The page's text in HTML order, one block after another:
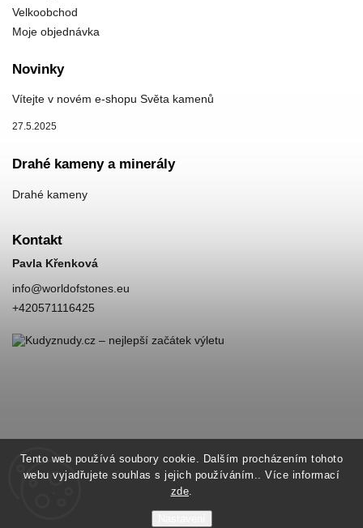
Tento web používá soubory cookie. Dalším procházením tohoto
webu vyjadřujete souhlas s jejich používáním.. Více informací
zde.
Velkoobchod
Moje objednávka
Novinky
Vítejte v novém e-shopu Světa kamenů
27.5.2025
Drahé kameny a minerály
Drahé kameny
Kontakt
Pavla Křenková
info@worldofstones.eu
+420571116425